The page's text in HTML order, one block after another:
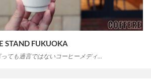
STAND FUKUOKA
ても過言ではないコーヒーメディ…